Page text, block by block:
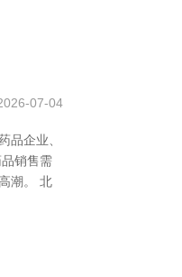
07-04
品企业、
销售需
潮。 北